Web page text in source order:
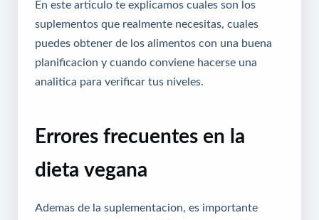
En este articulo te explicamos cuales son los
suplementos que realmente necesitas, cuales
puedes obtener de los alimentos con una buena
planificacion y cuando conviene hacerse una
analitica para verificar tus niveles.
Errores frecuentes en la
dieta vegana
Ademas de la suplementacion, es importante